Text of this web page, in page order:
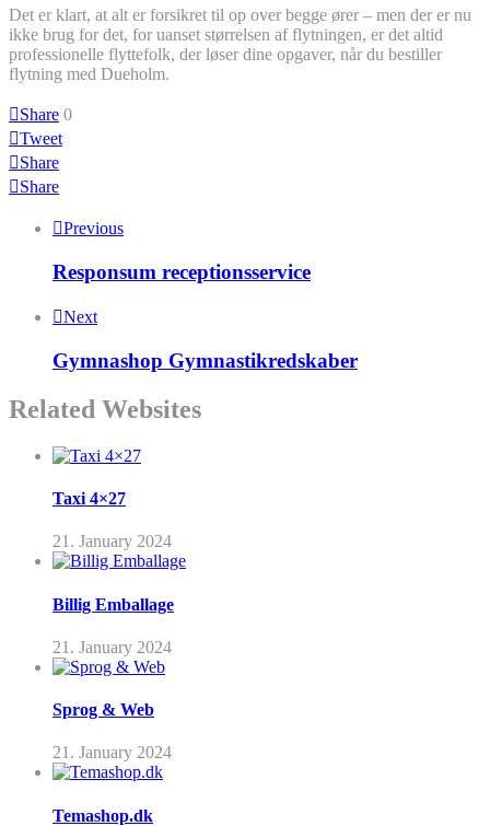
Det er klart, at alt er forsikret til op over begge ører – men der er nu
ikke brug for det, for uanset størrelsen af flytningen, er det altid
professionelle flyttefolk, der løser dine opgaver, når du bestiller
flytning med Dueholm.
Share 0
Tweet
Share
Share
Previous
Responsum receptionsservice
Next
Gymnashop Gymnastikredskaber
Related Websites
Taxi 4×27
21. January 2024
Billig Emballage
21. January 2024
Sprog & Web
21. January 2024
Temashop.dk